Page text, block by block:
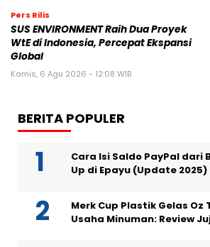
Pers Rilis
SUS ENVIRONMENT Raih Dua Proyek
WtE di Indonesia, Percepat Ekspansi
Global
Kamis, 6 Agu 2026 - 12:08 WIB
BERITA POPULER
Cara Isi Saldo PayPal dari
Up di Epayu (Update 2025)
Merk Cup Plastik Gelas
Usaha Minuman: Review